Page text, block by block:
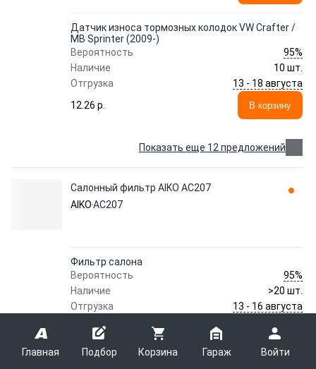
Главная Подбор Корзина Гараж Войти
Датчик износа тормозных колодок VW Crafter /
MB Sprinter (2009-)
Вероятность
95%
Наличие
10 шт.
Отгрузка
13 - 18 августа
12.26 p.
В корзину
Показать еще 12 предложений
Салонный фильтр AIKO AC207
AIKOAC207
Фильтр салона
Вероятность
95%
Наличие
>20 шт.
Отгрузка
13 - 16 августа
6.92 p.
В корзину